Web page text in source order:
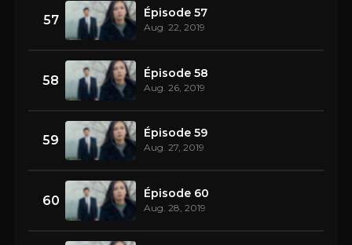
57 Épisode 57
Aug. 22, 2019
58 Épisode 58
Aug. 26, 2019
59 Épisode 59
Aug. 27, 2019
60 Épisode 60
Aug. 28, 2019